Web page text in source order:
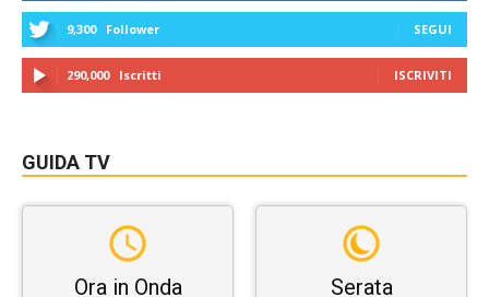
9,300 Follower SEGUI
290,000 Iscritti ISCRIVITI
GUIDA TV
Ora in Onda Serata